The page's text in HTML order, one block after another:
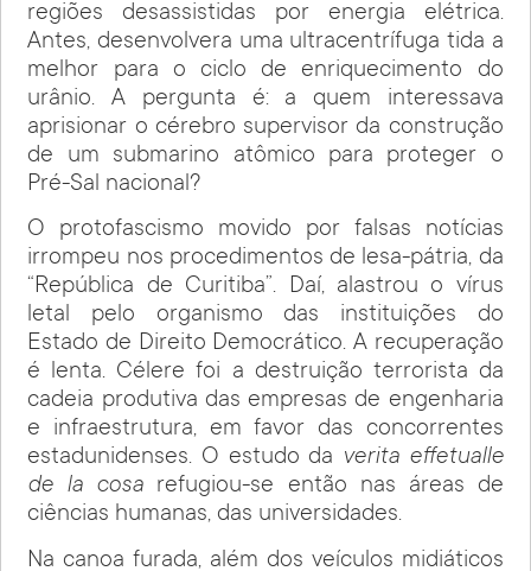
regiões desassistidas por energia elétrica.
Antes, desenvolvera uma ultracentrífuga tida a
melhor para o ciclo de enriquecimento do
urânio. A pergunta é: a quem interessava
aprisionar o cérebro supervisor da construção
de um submarino atômico para proteger o
Pré-Sal nacional?
O protofascismo movido por falsas notícias
irrompeu nos procedimentos de lesa-pátria, da
“República de Curitiba”. Daí, alastrou o vírus
letal pelo organismo das instituições do
Estado de Direito Democrático. A recuperação
é lenta. Célere foi a destruição terrorista da
cadeia produtiva das empresas de engenharia
e infraestrutura, em favor das concorrentes
estadunidenses. O estudo da verita effetualle
de la cosa refugiou-se então nas áreas de
ciências humanas, das universidades.
Na canoa furada, além dos veículos midiáticos